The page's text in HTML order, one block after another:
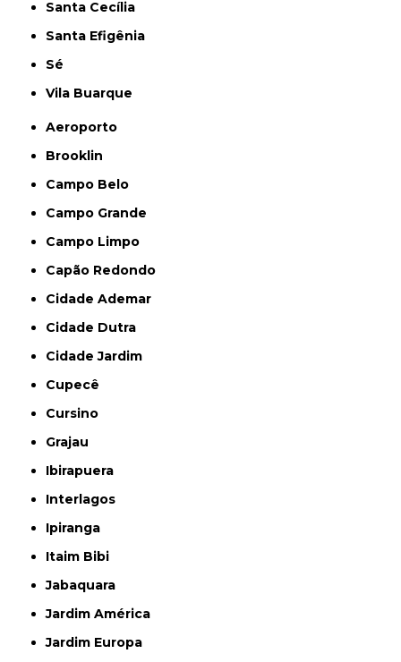
Santa Cecília
Santa Efigênia
Sé
Vila Buarque
Aeroporto
Brooklin
Campo Belo
Campo Grande
Campo Limpo
Capão Redondo
Cidade Ademar
Cidade Dutra
Cidade Jardim
Cupecê
Cursino
Grajau
Ibirapuera
Interlagos
Ipiranga
Itaim Bibi
Jabaquara
Jardim América
Jardim Europa